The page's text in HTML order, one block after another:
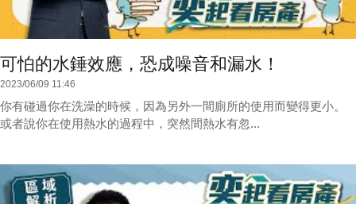
可怕的水錘效應，恐成噪音和漏水！
2023/06/09 11:46
你有碰過你在洗澡的時候，因為另外一間廁所的使用而變得更小。
或者說你在使用熱水的過程中，突然間熱水有忽...